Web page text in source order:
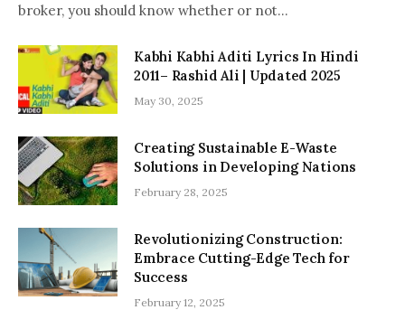
broker, you should know whether or not…
Kabhi Kabhi Aditi Lyrics In Hindi
2011– Rashid Ali | Updated 2025
May 30, 2025
Creating Sustainable E-Waste
Solutions in Developing Nations
February 28, 2025
Revolutionizing Construction:
Embrace Cutting-Edge Tech for
Success
February 12, 2025